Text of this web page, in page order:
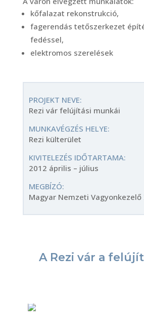
kőfalazat rekonstrukció,
fagerendás tetőszerkezet
fedéssel,
elektromos szerelések
PROJEKT NEVE:
Rezi vár felújítási munkái
MUNKAVÉGZÉS HELYE:
Rezi külterület
KIVITELEZÉS IDŐTARTAMA:
2012 április – július
MEGBÍZÓ:
Magyar Nemzeti Vagyonkezelő
A Rezi vár a